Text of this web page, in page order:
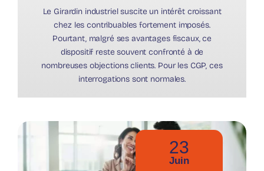
Le Girardin industriel suscite un intérêt croissant
chez les contribuables fortement imposés.
Pourtant, malgré ses avantages fiscaux, ce
dispositif reste souvent confronté à de
nombreuses objections clients. Pour les CGP, ces
interrogations sont normales.
23
Juin